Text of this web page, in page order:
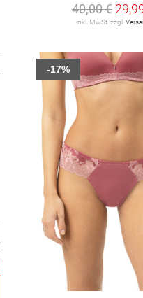
40,00 €
inkl. MwSt. zzgl.
-17%